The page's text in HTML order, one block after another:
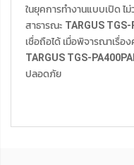
ในยุคการทำงานแบบเปิด ไ
สาธารณะ TARGUS TGS-
เชื่อถือได้ เมื่อพิจารณาเรื่อ
TARGUS TGS-
ปลอดภัย